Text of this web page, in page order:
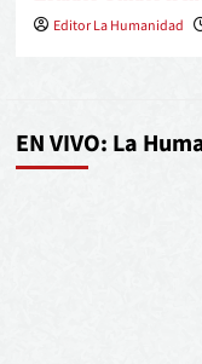
Editor La Humanidad
EN VIVO: La